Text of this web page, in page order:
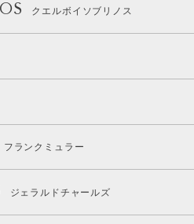
クエルボイソブリノス
フランクミュラー
ジェラルドチャールズ